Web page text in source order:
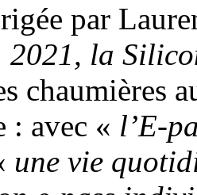
par
2021, la
chaumières
: avec « l’E-
une vie